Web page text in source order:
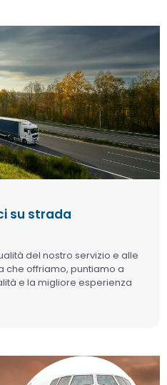
su strada
del nostro servizio e alle
che offriamo, puntiamo a
e la migliore esperienza